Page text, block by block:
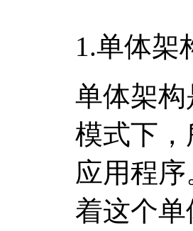
1.单体架
单体架
模式下
应用程
着这个